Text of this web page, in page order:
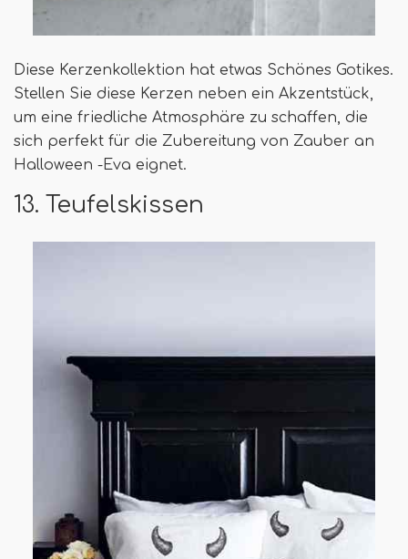
Diese Kerzenkollektion hat etwas Schönes Gotikes.
Stellen Sie diese Kerzen neben ein Akzentstück,
um eine friedliche Atmosphäre zu schaffen, die
sich perfekt für die Zubereitung von Zauber an
Halloween -Eva eignet.
13. Teufelskissen